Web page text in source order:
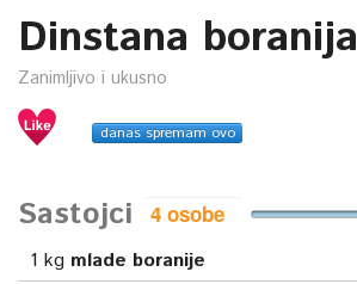
Dinstana boranija
Zanimljivo i ukusno
danas spremam ovo
Sastojci
1 kg mlade boranije